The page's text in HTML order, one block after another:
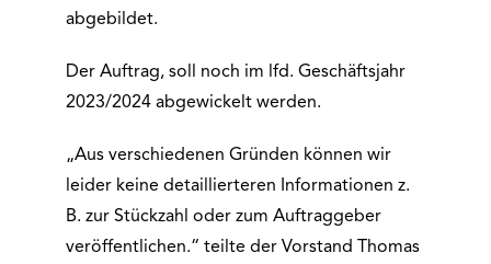
abgebildet.
Der Auftrag, soll noch im lfd. Geschäftsjahr
2023/2024 abgewickelt werden.
„Aus verschiedenen Gründen können wir
leider keine detaillierteren Informationen z.
B. zur Stückzahl oder zum Auftraggeber
veröffentlichen.“ teilte der Vorstand Thomas